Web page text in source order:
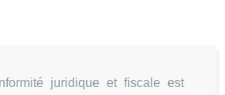
juridique et fiscale est